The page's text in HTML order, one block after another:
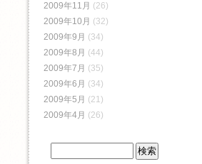
2009年11月 (26)
2009年10月 (32)
2009年9月 (34)
2009年8月 (44)
2009年7月 (35)
2009年6月 (34)
2009年5月 (21)
2009年4月 (26)